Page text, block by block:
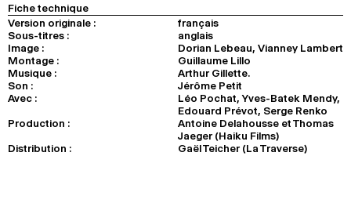
Fiche technique
Version originale :
français
Sous-titres :
anglais
Image :
Dorian Lebeau, Vianney Lambert
Montage :
Guillaume Lillo
Musique :
Arthur Gillette.
Son :
Jérôme Petit
Avec :
Léo Pochat, Yves-Batek Mendy,
Edouard Prévot, Serge Renko
Production :
Antoine Delahousse et Thomas
Jaeger (Haiku Films)
Distribution :
Gaël Teicher (La Traverse)